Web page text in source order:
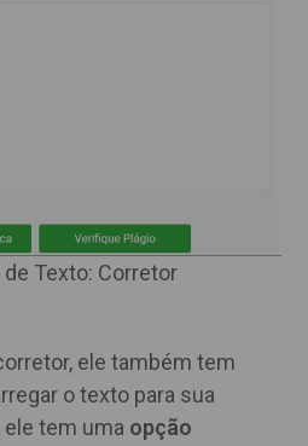
Texto: Corretor
ele também tem
o texto para sua
tem uma opção